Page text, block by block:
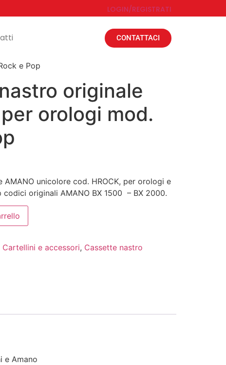
LOGIN/REGISTRATI
CONTATTACI
e Pop
originale
orologi mod.
AMANO unicolore cod. HROCK, per orologi e
codici originali AMANO BX 1500 – BX 2000.
Cartellini e accessori, Cassette nastro
e Amano